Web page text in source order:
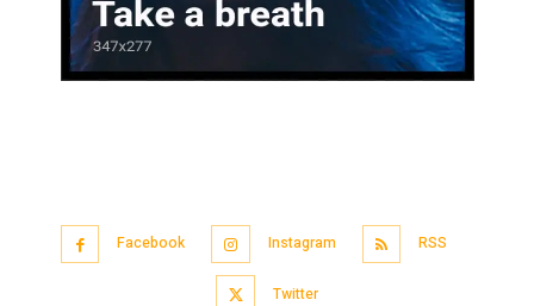
Facebook Instagram RSS
Twitter